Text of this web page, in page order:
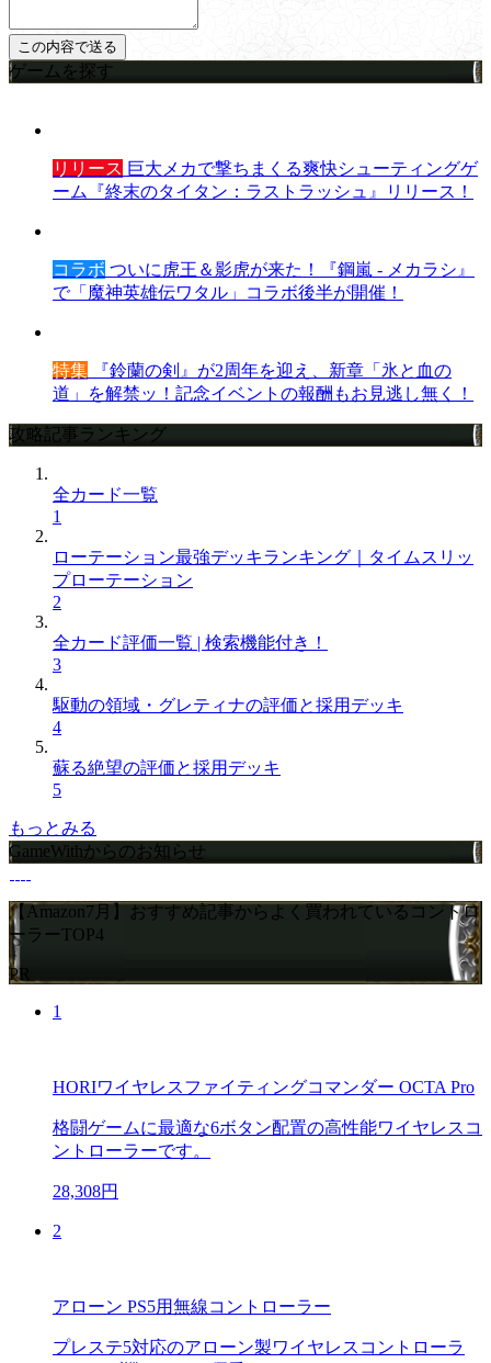
ゲームを探す
リリース 巨大メカで撃ちまくる爽快シューティングゲ
ーム『終末のタイタン：ラストラッシュ』リリース！
コラボ ついに虎王＆影虎が来た！『鋼嵐 - メカラシ』
で「魔神英雄伝ワタル」コラボ後半が開催！
特集 『鈴蘭の剣』が2周年を迎え、新章「氷と血の
道」を解禁ッ！記念イベントの報酬もお見逃し無く！
攻略記事ランキング
全カード一覧
1
ローテーション最強デッキランキング｜タイムスリッ
プローテーション
2
全カード評価一覧 | 検索機能付き！
3
駆動の領域・グレティナの評価と採用デッキ
4
蘇る絶望の評価と採用デッキ
5
もっとみる
GameWithからのお知らせ
【Amazon7月】おすすめ記事からよく買われているコントロ
ーラーTOP4
PR
1
HORIワイヤレスファイティングコマンダー OCTA Pro
格闘ゲームに最適な6ボタン配置の高性能ワイヤレスコ
ントローラーです。
28,308円
2
アローン PS5用無線コントローラー
プレステ5対応のアローン製ワイヤレスコントローラ